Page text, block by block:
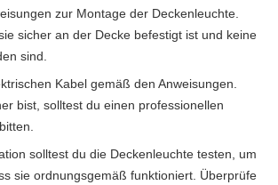
zur Montage der Deckenleuchte.
sicher an der Decke befestigt ist und keine
sind.
Kabel gemäß den Anweisungen.
bist, solltest du einen professionellen
solltest du die Deckenleuchte testen, um
sie ordnungsgemäß funktioniert. Überprüfe